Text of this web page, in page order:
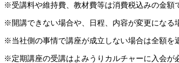
※受講料や維持費、教材費等は消費税込みの金額
※開講できない場合や、日程、内容が変更になる
※当社側の事情で講座が成立しない場合は全額を
※定期講座の受講はよみうりカルチャーに入会が